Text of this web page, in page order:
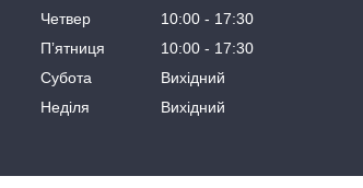
Четвер
10:00
17:30
Пʼятниця
10:00
17:30
Субота
Вихідний
Неділя
Вихідний